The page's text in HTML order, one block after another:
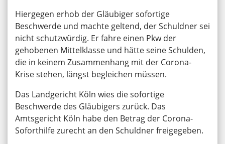
Hiergegen erhob der Gläubiger sofortige
Beschwerde und machte geltend, der Schuldner sei
nicht schutzwürdig. Er fahre einen Pkw der
gehobenen Mittelklasse und hätte seine Schulden,
die in keinem Zusammenhang mit der Corona-
Krise stehen, längst begleichen müssen.
Das Landgericht Köln wies die sofortige
Beschwerde des Gläubigers zurück. Das
Amtsgericht Köln habe den Betrag der Corona-
Soforthilfe zurecht an den Schuldner freigegeben.